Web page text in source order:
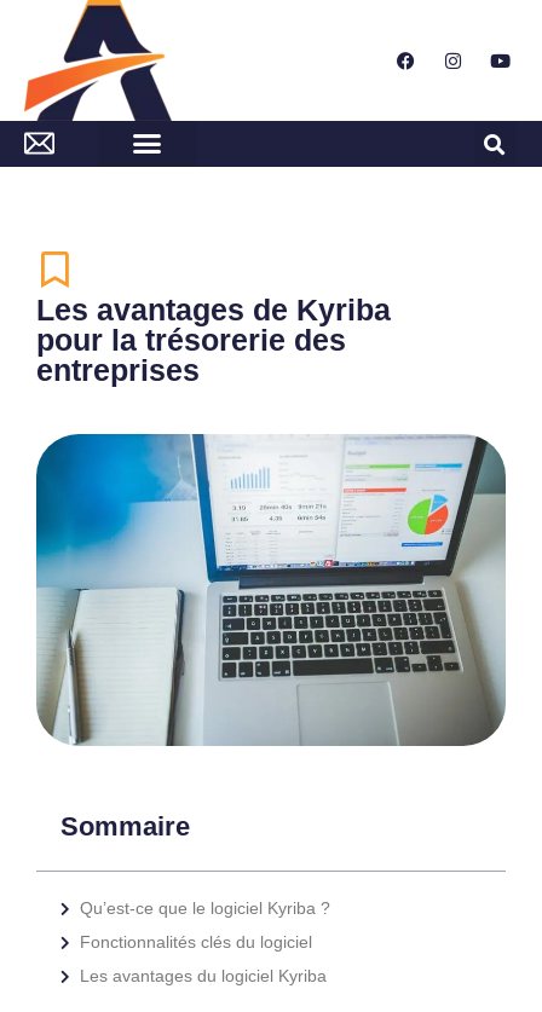
Les avantages de Kyriba
pour la trésorerie des
entreprises
Sommaire
Qu’est-ce que le logiciel Kyriba ?
Fonctionnalités clés du logiciel
Les avantages du logiciel Kyriba